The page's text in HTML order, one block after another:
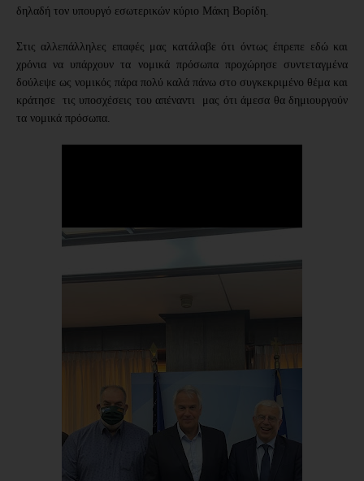
δηλαδή τον υπουργό εσωτερικών κύριο Μάκη Βορίδη.
Στις αλλεπάλληλες επαφές μας κατάλαβε ότι όντως έπρεπε εδώ και
χρόνια να υπάρχουν τα νομικά πρόσωπα προχώρησε συντεταγμένα
δούλεψε ως νομικός πάρα πολύ καλά πάνω στο συγκεκριμένο θέμα και
κράτησε  τις υποσχέσεις του απέναντι  μας ότι άμεσα θα δημιουργούν
τα νομικά πρόσωπα.